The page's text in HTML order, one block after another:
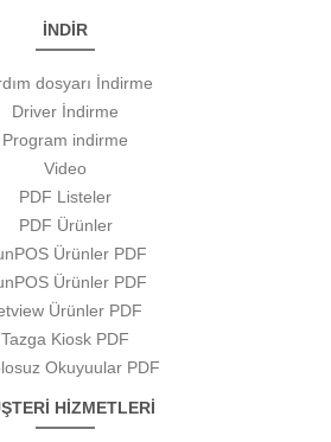
İNDİR
dosyarı İndirme
Driver İndirme
Program indirme
Video
PDF Listeler
PDF Ürünler
Ürünler PDF
Ürünler PDF
Ürünler PDF
Tazga Kiosk PDF
Okuyuular PDF
HİZMETLERİ